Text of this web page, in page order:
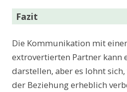
Fazit
Die Kommunikation mit
extrovertierten Partner kann
darstellen, aber es lohnt
der Beziehung erheblich